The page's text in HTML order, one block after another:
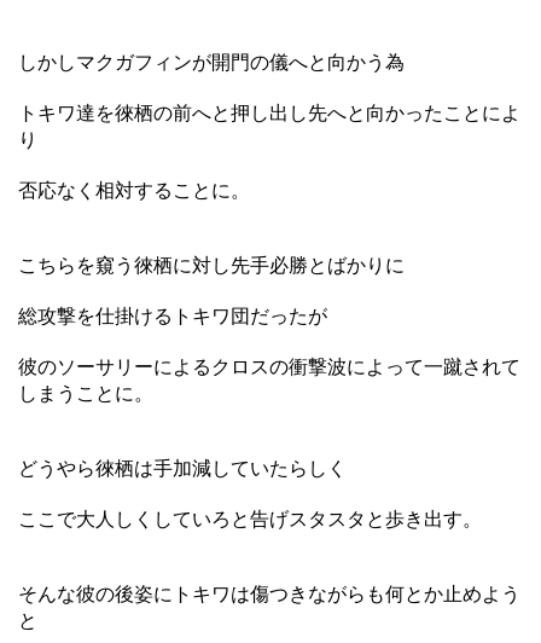
しかしマクガフィンが開門の儀へと向かう為
トキワ達を徠栖の前へと押し出し先へと向かったことによ
り
否応なく相対することに。
こちらを窺う徠栖に対し先手必勝とばかりに
総攻撃を仕掛けるトキワ団だったが
彼のソーサリーによるクロスの衝撃波によって一蹴されて
しまうことに。
どうやら徠栖は手加減していたらしく
ここで大人しくしていろと告げスタスタと歩き出す。
そんな彼の後姿にトキワは傷つきながらも何とか止めよう
と